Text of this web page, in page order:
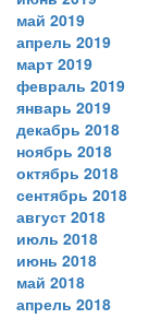
май 2019
апрель 2019
март 2019
февраль 2019
январь 2019
декабрь 2018
ноябрь 2018
октябрь 2018
сентябрь 2018
август 2018
июль 2018
июнь 2018
май 2018
апрель 2018